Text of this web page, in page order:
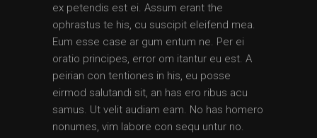
ex petendis est ei. Assum erant the
ophrastus te his, cu suscipit eleifend mea.
Eum esse case ar gum entum ne. Per ei
oratio principes, error om itantur eu est. A
peirian con tentiones in his, eu posse
eirmod salutandi sit, an has ero ribus acu
samus. Ut velit audiam eam. No has homero
nonumes, vim labore con sequ untur no.